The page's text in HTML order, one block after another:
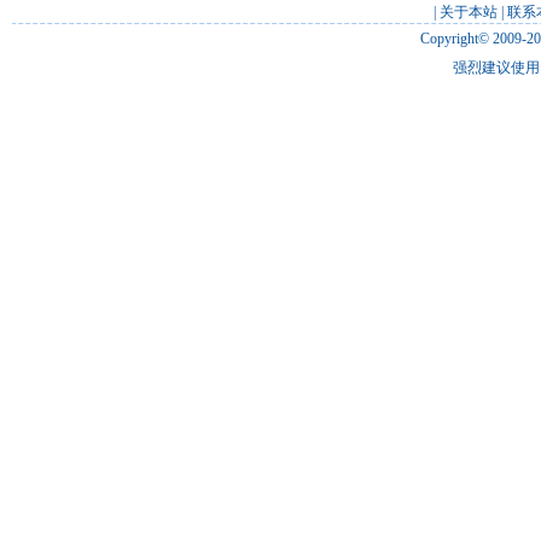
关于本站 联系
Copyright© 2009-
强烈建议使